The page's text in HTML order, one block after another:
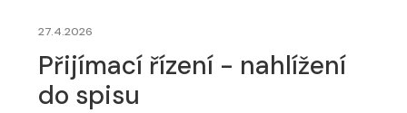
27.4.2026
Přijímací řízení - nahlížení
do spisu